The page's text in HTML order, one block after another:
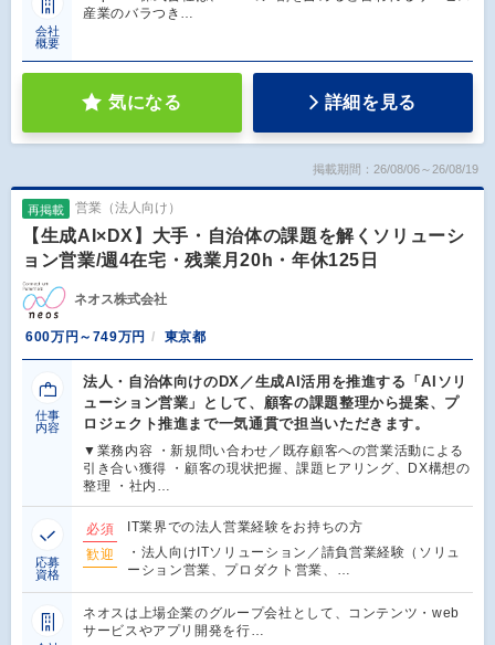
会社
概要
産業のバラつき…
気になる 詳細を見る
掲載期間：26/08/06～26/08/19
再掲載 営業（法人向け）
【生成AI×DX】大手・自治体の課題を解くソリューシ
ョン営業/週4在宅・残業月20h・年休125日
ネオス株式会社
600万円～749万円 東京都
仕事
内容
法人・自治体向けのDX／生成AI活用を推進する「AIソリ
ューション営業」として、顧客の課題整理から提案、プ
ロジェクト推進まで一気通貫で担当いただきます。
▼業務内容 ・新規問い合わせ／既存顧客への営業活動による
引き合い獲得 ・顧客の現状把握、課題ヒアリング、DX構想の
整理 ・社内…
応募
資格
必須
IT業界での法人営業経験をお持ちの方
歓迎
・法人向けITソリューション／請負営業経験（ソリュ
ーション営業、プロダクト営業、…
ネオスは上場企業のグループ会社として、コンテンツ・web
サービスやアプリ開発を行…